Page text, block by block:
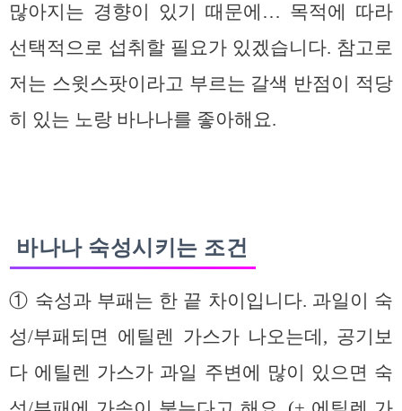
많아지는 경향이 있기 때문에… 목적에 따라
선택적으로 섭취할 필요가 있겠습니다. 참고로
저는 스윗스팟이라고 부르는 갈색 반점이 적당
히 있는 노랑 바나나를 좋아해요.
바나나 숙성시키는 조건
① 숙성과 부패는 한 끝 차이입니다. 과일이 숙
성/부패되면 에틸렌 가스가 나오는데, 공기보
다 에틸렌 가스가 과일 주변에 많이 있으면 숙